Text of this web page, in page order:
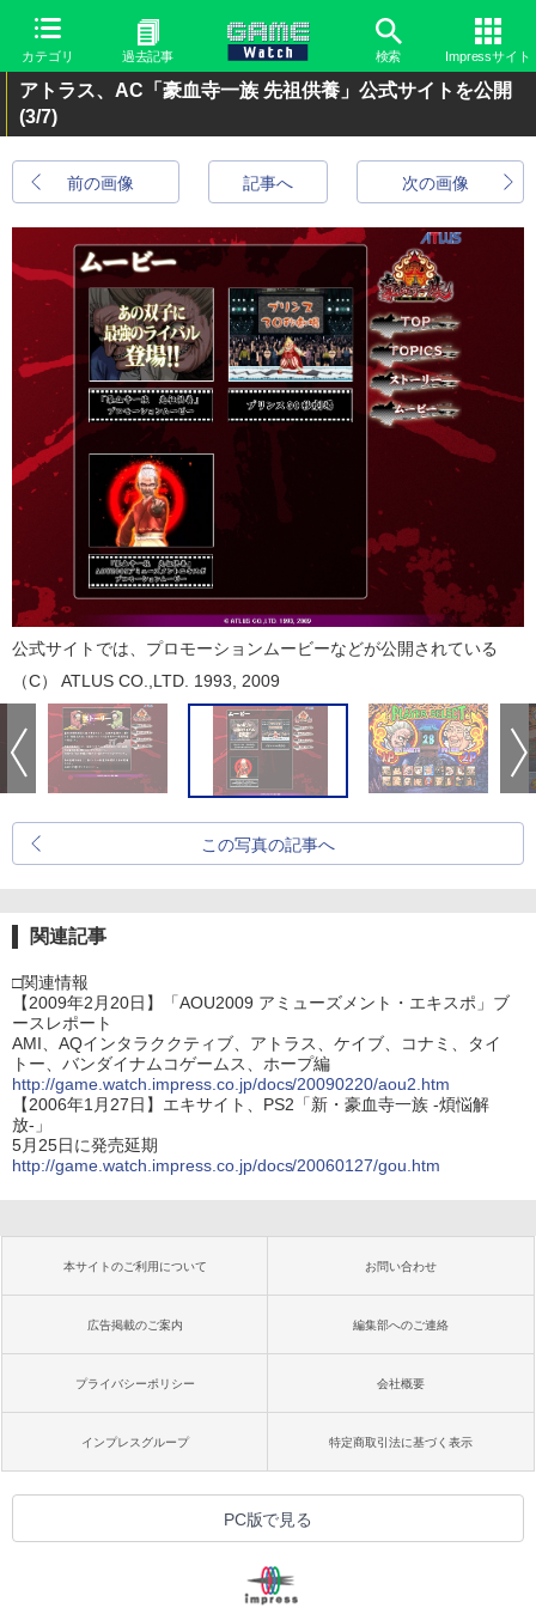
カテゴリ 過去記事 検索 Impressサイト
アトラス、AC「豪血寺一族 先祖供養」公式サイトを公開
(3/7)
前の画像 次の画像
記事へ
公式サイトでは、プロモーションムービーなどが公開されている
（C） ATLUS CO.,LTD. 1993, 2009
この写真の記事へ
関連記事
□関連情報
【2009年2月20日】「AOU2009 アミューズメント・エキスポ」ブ
ースレポート
AMI、AQインタラククティブ、アトラス、ケイブ、コナミ、タイ
トー、バンダイナムコゲームス、ホープ編
http://game.watch.impress.co.jp/docs/20090220/aou2.htm
【2006年1月27日】エキサイト、PS2「新・豪血寺一族 -煩悩解
放-」
5月25日に発売延期
http://game.watch.impress.co.jp/docs/20060127/gou.htm
本サイトのご利用について お問い合わせ
広告掲載のご案内 編集部へのご連絡
プライバシーポリシー 会社概要
インプレスグループ 特定商取引法に基づく表示
PC版で見る